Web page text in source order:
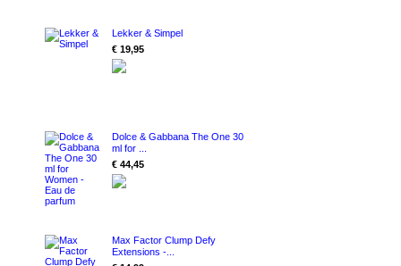
Lekker & Simpel
€ 19,95
Dolce & Gabbana The One 30
ml for ...
€ 44,45
Max Factor Clump Defy
Extensions -...